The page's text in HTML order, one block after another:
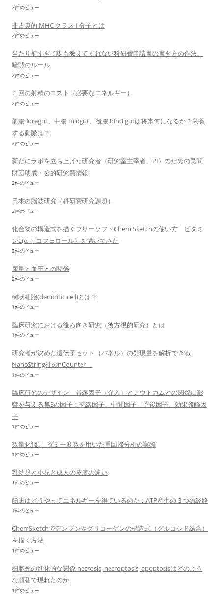
2件のビュー
非古典的 MHC クラス I 分子とは
2件のビュー
当たり前すぎて誰も教えてくれない科研費申請書の書き方の作法、
暗黙のルール
2件のビュー
１回の射精のコスト（必要なエネルギー）
2件のビュー
前腸 foregut、中腸 midgut、後腸 hind gutは将来何になるか？栄養
する動脈は？
2件のビュー
新たにラボを立ち上げた研究者（研究室主宰者、PI）のための民間
財団助成・公的研究費情報
2件のビュー
日本の脳波研究（科研費研究課題）
2件のビュー
化合物の構造式を描くフリーソフトChem Sketchの使い方 ビタミ
ンE(α-トコフェロール）を描いてみた
2件のビュー
尿量と血圧との関係
2件のビュー
樹状細胞(dendritic cell)とは？
1件のビュー
臨床研究における後ろ向き研究（後方視的研究）とは
1件のビュー
研究者が決めた遺伝子セット（パネル）の発現量を解析できる
NanoString社のnCounter
1件のビュー
臨床研究のデザイン 暴露因子（介入）とアウトカムとの関係に影
響を与える第3の因子：交絡因子、中間因子、予後因子、効果修飾因
子
1件のビュー
数量化1類、ダミー変数を用いた重回帰分析の実際
1件のビュー
乳幼児と小児と成人の皮膚の違い
1件のビュー
筋肉はどうやってエネルギーを得ているのか：ATP産生の３つの経路
1件のビュー
ChemSketchでデンプンやグリコーゲンの構造式（グルコシド結合）
を描く方法
1件のビュー
細胞死の進化的な関係 necrosis, necroptosis, apoptosisはどのよう
な順番で現れたのか
1件のビュー